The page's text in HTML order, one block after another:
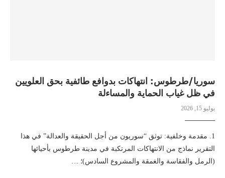
سوريا/طرطوس: انتهاكات بدوافع طائفية بحق العلويين
في ظل غياب الحماية والمساءلة
يوليو 15, 2026
1. مقدمة وخلفية: توثق “سوريون من أجل الحقيقة والعدالة” في هذا
التقرير نماذج من الانتهاكات المرتكبة في مدينة طرطوس بأحيائها
(الرمل والفقاسة والغمقة والمشروع السادس)؛ …